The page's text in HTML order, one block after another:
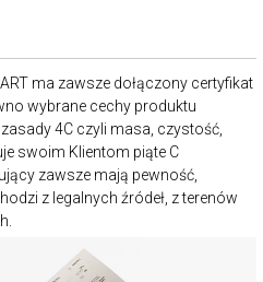
ma zawsze dołączony certyfikat
wybrane cechy produktu
4C czyli masa, czystość,
swoim Klientom piąte C
zawsze mają pewność,
z legalnych źródeł, z terenów